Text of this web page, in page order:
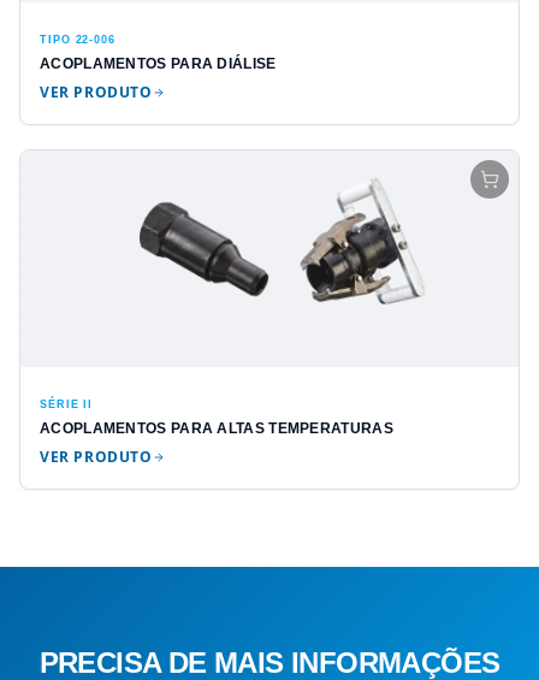
TIPO 22-006
ACOPLAMENTOS PARA DIÁLISE
VER PRODUTO
SÉRIE II
ACOPLAMENTOS PARA ALTAS TEMPERATURAS
VER PRODUTO
PRECISA DE MAIS INFORMAÇÕES